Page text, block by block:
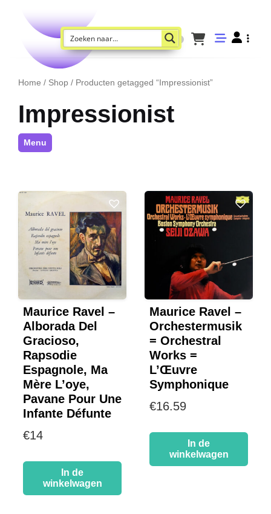
Home / Shop / Producten getagged “Impressionist”
Impressionist
Menu
Maurice Ravel –
Alborada Del
Gracioso,
Rapsodie
Espagnole, Ma
Mère L’oye,
Pavane Pour Une
Infante Défunte
€14
In de
winkelwagen
Maurice Ravel –
Orchestermusik
= Orchestral
Works =
L’Œuvre
Symphonique
€16.59
In de
winkelwagen